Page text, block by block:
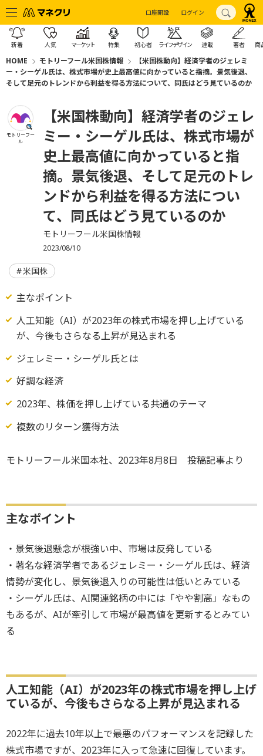
口座開設 ログイン
新着 人気 マーケット 特集 初心者 ライフデザイン 連載 著者 商
HOME モトリーフール米国株情報
【米国株動向】経済学者のジェレミ
ー・シーゲル氏は、株式市場が史上最高値に向かっていると指摘。景気後退、
そして足元のトレンドから利益を得る方法について、同氏はどう見ているのか
モトリーフー
ル
【米国株動向】経済学者のジェレ
ミー・シーゲル氏は、株式市場が
史上最高値に向かっていると指
摘。景気後退、そして足元のトレ
ンドから利益を得る方法につい
て、同氏はどう見ているのか
モトリーフール米国株情報
2023/08/10
米国株
主なポイント
人工知能（AI）が2023年の株式市場を押し上げている
が、今後もさらなる上昇が見込まれる
ジェレミー・シーゲル氏とは
好調な経済
2023年、株価を押し上げている共通のテーマ
複数のリターン獲得方法
モトリーフール米国本社、2023年8月8日 投稿記事より
主なポイント
・景気後退懸念が根強い中、市場は反発している
・著名な経済学者であるジェレミー・シーゲル氏は、経済
情勢が変化し、景気後退入りの可能性は低いとみている
・シーゲル氏は、AI関連銘柄の中には「やや割高」なもの
もあるが、AIが牽引して市場が最高値を更新するとみてい
る
人工知能（AI）が2023年の株式市場を押し上げ
ているが、今後もさらなる上昇が見込まれる
2022年に過去10年以上で最悪のパフォーマンスを記録した
株式市場ですが、2023年に入って急速に回復しています。